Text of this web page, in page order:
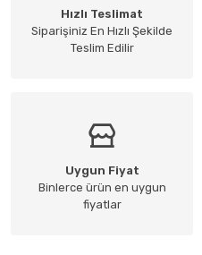
Hızlı Teslimat
Siparişiniz En Hızlı Şekilde
Teslim Edilir
Uygun Fiyat
Binlerce ürün en uygun
fiyatlar